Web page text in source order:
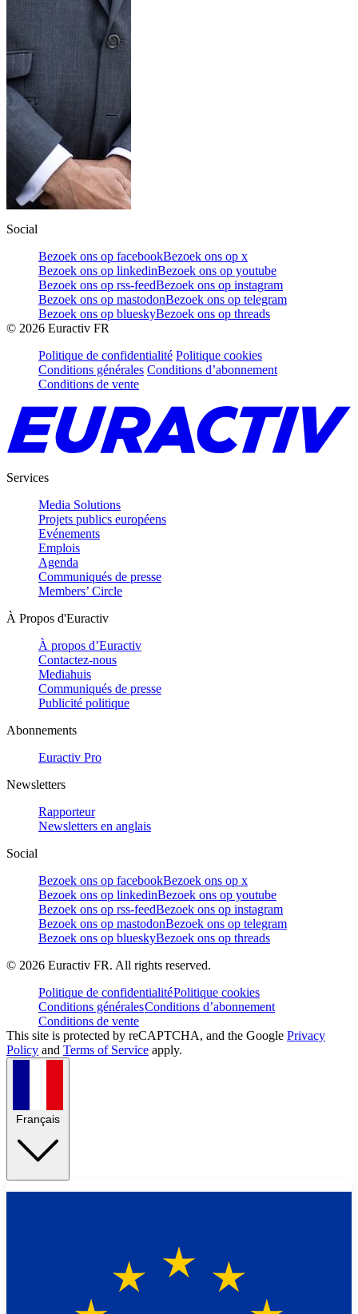
Social
Bezoek ons op facebookBezoek ons op x
Bezoek ons op linkedinBezoek ons op youtube
Bezoek ons op rss-feedBezoek ons op instagram
Bezoek ons op mastodonBezoek ons op telegram
Bezoek ons op blueskyBezoek ons op threads
© 2026 Euractiv FR
Politique de confidentialité Politique cookies
Conditions générales Conditions d’abonnement
Conditions de vente
Services
Media Solutions
Projets publics européens
Evénements
Emplois
Agenda
Communiqués de presse
Members’ Circle
À Propos d'Euractiv
À propos d’Euractiv
Contactez-nous
Mediahuis
Communiqués de presse
Publicité politique
Abonnements
Euractiv Pro
Newsletters
Rapporteur
Newsletters en anglais
Social
Bezoek ons op facebookBezoek ons op x
Bezoek ons op linkedinBezoek ons op youtube
Bezoek ons op rss-feedBezoek ons op instagram
Bezoek ons op mastodonBezoek ons op telegram
Bezoek ons op blueskyBezoek ons op threads
© 2026 Euractiv FR. All rights reserved.
Politique de confidentialitéPolitique cookies
Conditions généralesConditions d’abonnement
Conditions de vente
This site is protected by reCAPTCHA, and the Google Privacy
Policy and Terms of Service apply.
Français